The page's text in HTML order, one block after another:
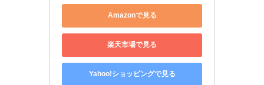
Amazonで見る
楽天市場で見る
Yahoo!ショッピングで見る